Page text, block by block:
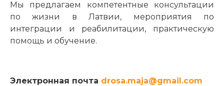
Мы предлагаем компетентные консультации
по жизни в Латвии, мероприятия по
интеграции и реабилитации, практическую
помощь и обучение.
Электронная почта drosa.maja@gmail.com